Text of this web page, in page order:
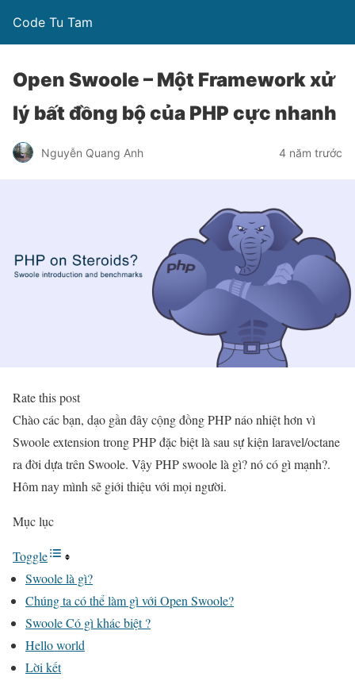
Code Tu Tam
Open Swoole – Một Framework xử
lý bất đồng bộ của PHP cực nhanh
Nguyễn Quang Anh 4 năm trước
Rate this post
Chào các bạn, dạo gần đây cộng đồng PHP náo nhiệt hơn vì
Swoole extension trong PHP đặc biệt là sau sự kiện laravel/octane
ra đời dựa trên Swoole. Vậy PHP swoole là gì? nó có gì mạnh?.
Hôm nay mình sẽ giới thiệu với mọi người.
Mục lục
Toggle
Swoole là gì?
Chúng ta có thể làm gì với Open Swoole?
Swoole Có gì khác biệt ?
Hello world
Lời kết